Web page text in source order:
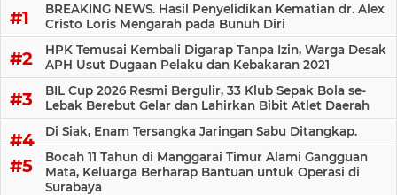
BREAKING NEWS. Hasil Penyelidikan Kematian dr. Alex
Cristo Loris Mengarah pada Bunuh Diri
HPK Temusai Kembali Digarap Tanpa Izin, Warga Desak
APH Usut Dugaan Pelaku dan Kebakaran 2021
BIL Cup 2026 Resmi Bergulir, 33 Klub Sepak Bola se-
Lebak Berebut Gelar dan Lahirkan Bibit Atlet Daerah
Di Siak, Enam Tersangka Jaringan Sabu Ditangkap.
Bocah 11 Tahun di Manggarai Timur Alami Gangguan
Mata, Keluarga Berharap Bantuan untuk Operasi di
Surabaya